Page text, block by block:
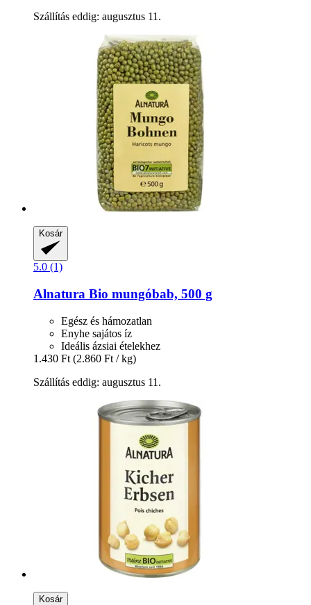
Szállítás eddig: augusztus 11.
Kosár
5.0 (1)
Alnatura Bio mungóbab, 500 g
Egész és hámozatlan
Enyhe sajátos íz
Ideális ázsiai ételekhez
1.430 Ft (2.860 Ft / kg)
Szállítás eddig: augusztus 11.
Kosár